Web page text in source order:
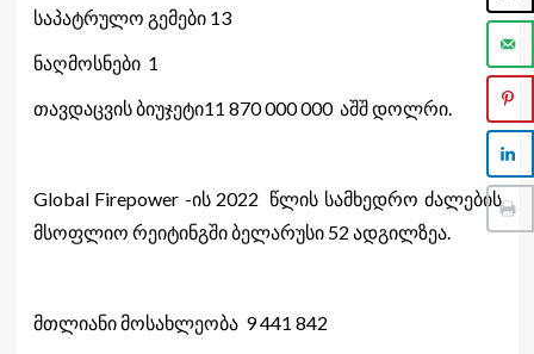
საპატრულო გემები 13
ნაღმოსნები 1
თავდაცვის ბიუჯეტი11 870 000 000 აშშ დოლრი.
Global Firepower -ის 2022 წლის სამხედრო ძალების
მსოფლიო რეიტინგში ბელარუსი 52 ადგილზეა.
მთლიანი მოსახლეობა 9 441 842